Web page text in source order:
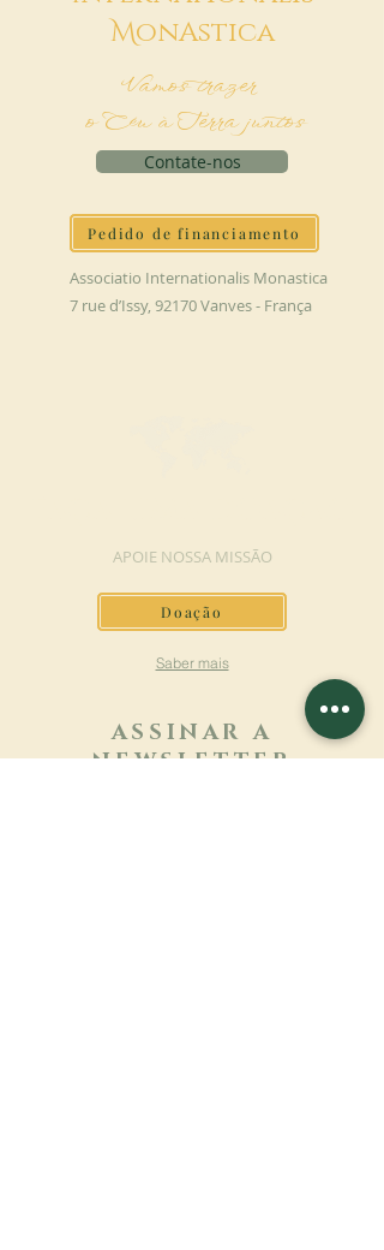
MonAstica
Vamos trazer
o Céu à Terra juntos
Contate-nos
Pedido de financiamento
Associatio Internationalis Monastica
7 rue d’Issy, 92170 Vanves - França
APOIE NOSSA MISSÃO
Doação
Saber mais
ASSINAR A
NEWSLETTER